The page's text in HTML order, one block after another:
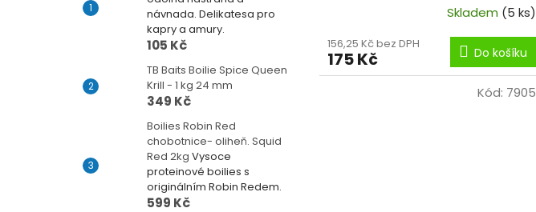
návnada. Delikatesa pro
kapry a amury.
105 Kč
TB Baits Boilie Spice Queen
Krill - 1 kg 24 mm
349 Kč
Boilies Robin Red
chobotnice- oliheň. Squid
Red 2kg Vysoce
proteinové boilies s
originálním Robin Redem.
599 Kč
Skladem (5 ks)
156,25 Kč bez DPH
175 Kč Do košíku
Kód: 7905